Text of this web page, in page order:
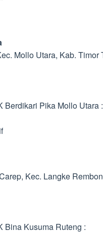
Mollo Utara, Kab. Timor
Berdikari Pika Mollo Utara :
Kec. Langke
Bina Kusuma Ruteng :